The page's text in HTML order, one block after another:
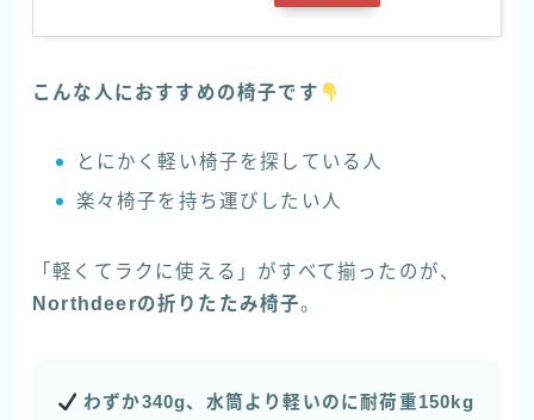
こんな人におすすめの椅子です
とにかく軽い椅子を探している人
楽々椅子を持ち運びしたい人
「軽くてラクに使える」がすべて揃ったのが、
Northdeerの折りたたみ椅子。
わずか340g、水筒より軽いのに耐荷重150kg